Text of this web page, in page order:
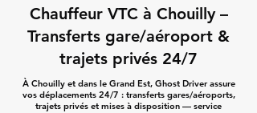
Chauffeur VTC à Chouilly –
Transferts gare/aéroport &
trajets privés 24/7
À Chouilly et dans le Grand Est, Ghost Driver assure
vos déplacements 24/7 : transferts gares/aéroports,
trajets privés et mises à disposition — service